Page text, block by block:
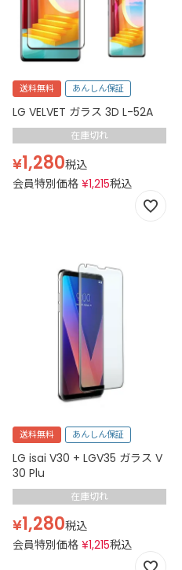
送料無料 あんしん保証
LG VELVET ガラス 3D L-52A
在庫切れ
¥1,280税込
会員特別価格 ¥1,215税込
送料無料 あんしん保証
LG isai V30 + LGV35 ガラス V
30 Plu
在庫切れ
¥1,280税込
会員特別価格 ¥1,215税込